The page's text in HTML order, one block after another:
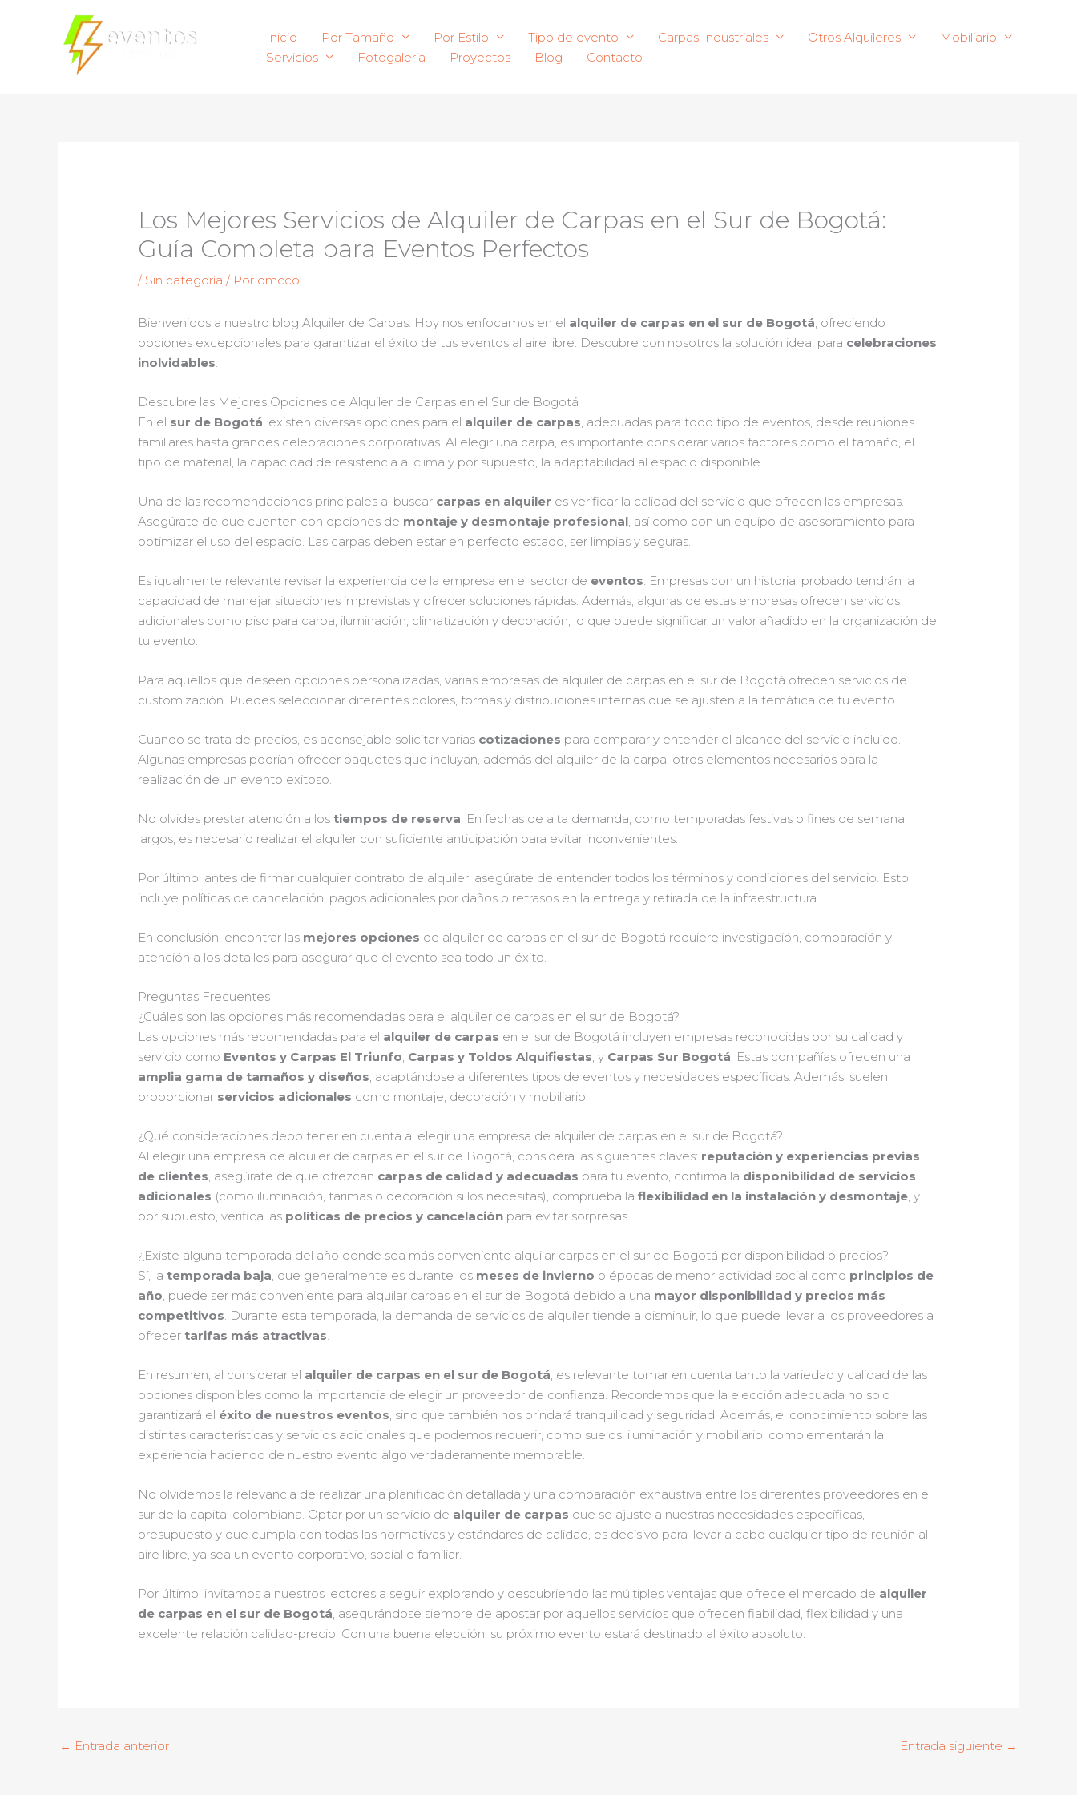
Inicio Por Tamaño Por Estilo Tipo de evento Carpas Industriales Otros Alquileres
Mobiliario
Servicios
Fotogaleria Proyectos Blog Contacto
Los Mejores Servicios de Alquiler de Carpas en el Sur de Bogotá:
Guía Completa para Eventos Perfectos
/ Sin categoría / Por dmccol
Bienvenidos a nuestro blog Alquiler de Carpas. Hoy nos enfocamos en el alquiler de carpas en el sur de Bogotá, ofreciendo
opciones excepcionales para garantizar el éxito de tus eventos al aire libre. Descubre con nosotros la solución ideal para celebraciones
inolvidables.
Descubre las Mejores Opciones de Alquiler de Carpas en el Sur de Bogotá
En el sur de Bogotá, existen diversas opciones para el alquiler de carpas, adecuadas para todo tipo de eventos, desde reuniones
familiares hasta grandes celebraciones corporativas. Al elegir una carpa, es importante considerar varios factores como el tamaño, el
tipo de material, la capacidad de resistencia al clima y por supuesto, la adaptabilidad al espacio disponible.
Una de las recomendaciones principales al buscar carpas en alquiler es verificar la calidad del servicio que ofrecen las empresas.
Asegúrate de que cuenten con opciones de montaje y desmontaje profesional, así como con un equipo de asesoramiento para
optimizar el uso del espacio. Las carpas deben estar en perfecto estado, ser limpias y seguras.
Es igualmente relevante revisar la experiencia de la empresa en el sector de eventos. Empresas con un historial probado tendrán la
capacidad de manejar situaciones imprevistas y ofrecer soluciones rápidas. Además, algunas de estas empresas ofrecen servicios
adicionales como piso para carpa, iluminación, climatización y decoración, lo que puede significar un valor añadido en la organización de
tu evento.
Para aquellos que deseen opciones personalizadas, varias empresas de alquiler de carpas en el sur de Bogotá ofrecen servicios de
customización. Puedes seleccionar diferentes colores, formas y distribuciones internas que se ajusten a la temática de tu evento.
Cuando se trata de precios, es aconsejable solicitar varias cotizaciones para comparar y entender el alcance del servicio incluido.
Algunas empresas podrían ofrecer paquetes que incluyan, además del alquiler de la carpa, otros elementos necesarios para la
realización de un evento exitoso.
No olvides prestar atención a lostiempos de reserva. En fechas de alta demanda, como temporadas festivas o fines de semana
largos, es necesario realizar el alquiler con suficiente anticipación para evitar inconvenientes.
Por último, antes de firmar cualquier contrato de alquiler, asegúrate de entender todos los términos y condiciones del servicio. Esto
incluye políticas de cancelación, pagos adicionales por daños o retrasos en la entrega y retirada de la infraestructura.
En conclusión, encontrar las mejores opciones de alquiler de carpas en el sur de Bogotá requiere investigación, comparación y
atención a los detalles para asegurar que el evento sea todo un éxito.
Preguntas Frecuentes
¿Cuáles son las opciones más recomendadas para el alquiler de carpas en el sur de Bogotá?
Las opciones más recomendadas para el alquiler de carpas en el sur de Bogotá incluyen empresas reconocidas por su calidad y
servicio como Eventos y Carpas El Triunfo, Carpas y Toldos Alquifiestas, y Carpas Sur Bogotá. Estas compañías ofrecen una
amplia gama de tamaños y diseños, adaptándose a diferentes tipos de eventos y necesidades específicas. Además, suelen
proporcionar servicios adicionales como montaje, decoración y mobiliario.
¿Qué consideraciones debo tener en cuenta al elegir una empresa de alquiler de carpas en el sur de Bogotá?
Al elegir una empresa de alquiler de carpas en el sur de Bogotá, considera las siguientes claves: reputación y experiencias previas
de clientes, asegúrate de que ofrezcan carpas de calidad y adecuadas para tu evento, confirma la disponibilidad de servicios
adicionales (como iluminación, tarimas o decoración si los necesitas), comprueba laflexibilidad en la instalación y desmontaje, y
por supuesto, verifica las políticas de precios y cancelación para evitar sorpresas.
¿Existe alguna temporada del año donde sea más conveniente alquilar carpas en el sur de Bogotá por disponibilidad o precios?
Sí, latemporada baja, que generalmente es durante los meses de invierno o épocas de menor actividad social como principios de
año, puede ser más conveniente para alquilar carpas en el sur de Bogotá debido a una mayor disponibilidad y precios más
competitivos. Durante esta temporada, la demanda de servicios de alquiler tiende a disminuir, lo que puede llevar a los proveedores a
ofrecertarifas más atractivas.
En resumen, al considerar el alquiler de carpas en el sur de Bogotá, es relevante tomar en cuenta tanto la variedad y calidad de las
opciones disponibles como la importancia de elegir un proveedor de confianza. Recordemos que la elección adecuada no solo
garantizará el éxito de nuestros eventos, sino que también nos brindará tranquilidad y seguridad. Además, el conocimiento sobre las
distintas características y servicios adicionales que podemos requerir, como suelos, iluminación y mobiliario, complementarán la
experiencia haciendo de nuestro evento algo verdaderamente memorable.
No olvidemos la relevancia de realizar una planificación detallada y una comparación exhaustiva entre los diferentes proveedores en el
sur de la capital colombiana. Optar por un servicio de alquiler de carpas que se ajuste a nuestras necesidades específicas,
presupuesto y que cumpla con todas las normativas y estándares de calidad, es decisivo para llevar a cabo cualquier tipo de reunión al
aire libre, ya sea un evento corporativo, social o familiar.
Por último, invitamos a nuestros lectores a seguir explorando y descubriendo las múltiples ventajas que ofrece el mercado de alquiler
de carpas en el sur de Bogotá, asegurándose siempre de apostar por aquellos servicios que ofrecen fiabilidad, flexibilidad y una
excelente relación calidad-precio. Con una buena elección, su próximo evento estará destinado al éxito absoluto.
← Entrada anterior Entrada siguiente →